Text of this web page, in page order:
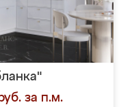
за п.м.